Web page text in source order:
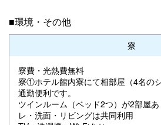
■環境・その他
寮
寮費・光熱費無料
寮①ホテル館内寮にて相部屋（4名の
通勤便利です。
ツインルーム（ベッド2つ）が2部屋
レ・洗面・リビングは共同利用